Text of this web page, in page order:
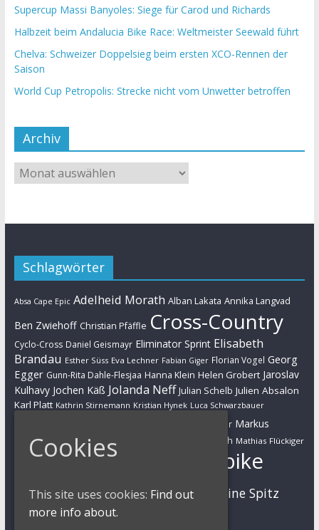
Supercup Massi Banyoles: Siege für Carod und Richards
Halbzeit beim Andalucia Bike Race: Weltmeister Seewald führt
Chelva: Schweizer Doppelsieg beim ersten XCO-Rennen der
Saison
World Cup Petropolis: Strecke nicht vom Unwetter betroffen
Archiv
Schlagwörter
Absa Cape Epic Adelheid Morath Alban Lakata Annika Langvad
Ben Zwiehoff Christian Pfäffle Cross-Country
Cyclo-Cross Daniel Geismayr Eliminator Sprint Elisabeth
Brandau Esther Süss Eva Lechner Fabian Giger Florian Vogel Georg
Egger Gunn-Rita Dahle-Flesjaa Hanna Klein Helen Grobert Jaroslav
Kulhavy Jochen Käß Jolanda Neff Julian Schelb Julien Absalon
Karl Platt Kathrin Stirnemann Kristian Hynek Luca Schwarzbauer
Markus Bauer Markus
Kaufmann
Markus Schulte-Lünzum Martin Gluth Mathias Flückiger
Mountainbike
MTB Nadine Rieder Nino Schurter Sabine Spitz
Simon Stiebjahn UCI
Cookies
This site uses cookies: Find out
more info about.